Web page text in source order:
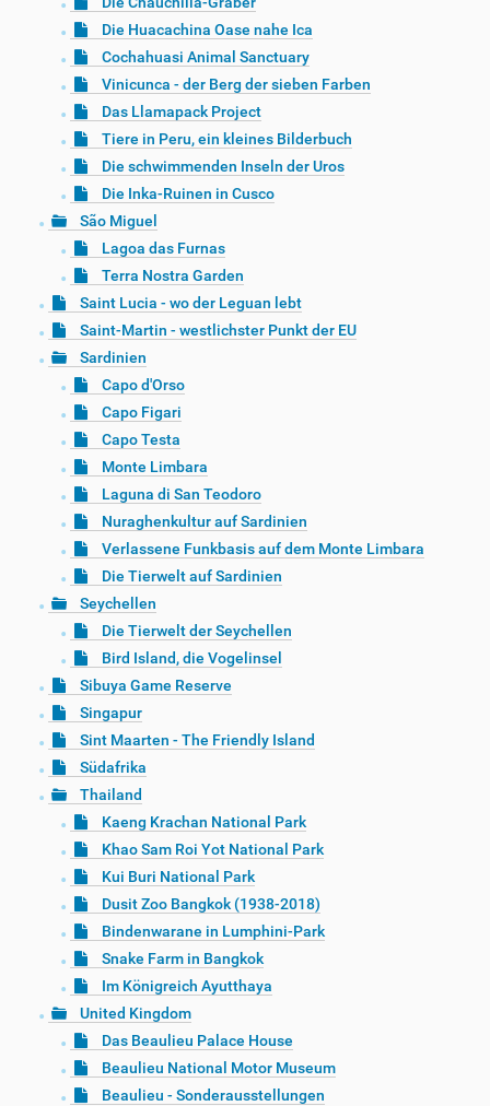
Die Huacachina Oase nahe Ica
Cochahuasi Animal Sanctuary
Vinicunca - der Berg der sieben Farben
Das Llamapack Project
Tiere in Peru, ein kleines Bilderbuch
Die schwimmenden Inseln der Uros
Die Inka-Ruinen in Cusco
São Miguel
Lagoa das Furnas
Terra Nostra Garden
Saint Lucia - wo der Leguan lebt
Saint-Martin - westlichster Punkt der EU
Sardinien
Capo d'Orso
Capo Figari
Capo Testa
Monte Limbara
Laguna di San Teodoro
Nuraghenkultur auf Sardinien
Verlassene Funkbasis auf dem Monte Limbara
Die Tierwelt auf Sardinien
Seychellen
Die Tierwelt der Seychellen
Bird Island, die Vogelinsel
Sibuya Game Reserve
Singapur
Sint Maarten - The Friendly Island
Südafrika
Thailand
Kaeng Krachan National Park
Khao Sam Roi Yot National Park
Kui Buri National Park
Dusit Zoo Bangkok (1938-2018)
Bindenwarane in Lumphini-Park
Snake Farm in Bangkok
Im Königreich Ayutthaya
United Kingdom
Das Beaulieu Palace House
Beaulieu National Motor Museum
Beaulieu - Sonderausstellungen